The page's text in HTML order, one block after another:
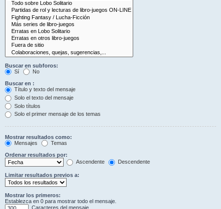
Buscar en subforos:
Sí
No
Buscar en :
Título y texto del mensaje
Solo el texto del mensaje
Solo títulos
Solo el primer mensaje de los temas
Mostrar resultados como:
Mensajes
Temas
Ordenar resultados por:
Ascendente
Descendente
Limitar resultados previos a:
Mostrar los primeros:
Establezca en 0 para mostrar todo el mensaje.
Caracteres del mensaje